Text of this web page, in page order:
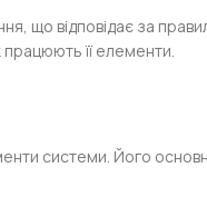
що відповідає за
її елементи.
системи. Його